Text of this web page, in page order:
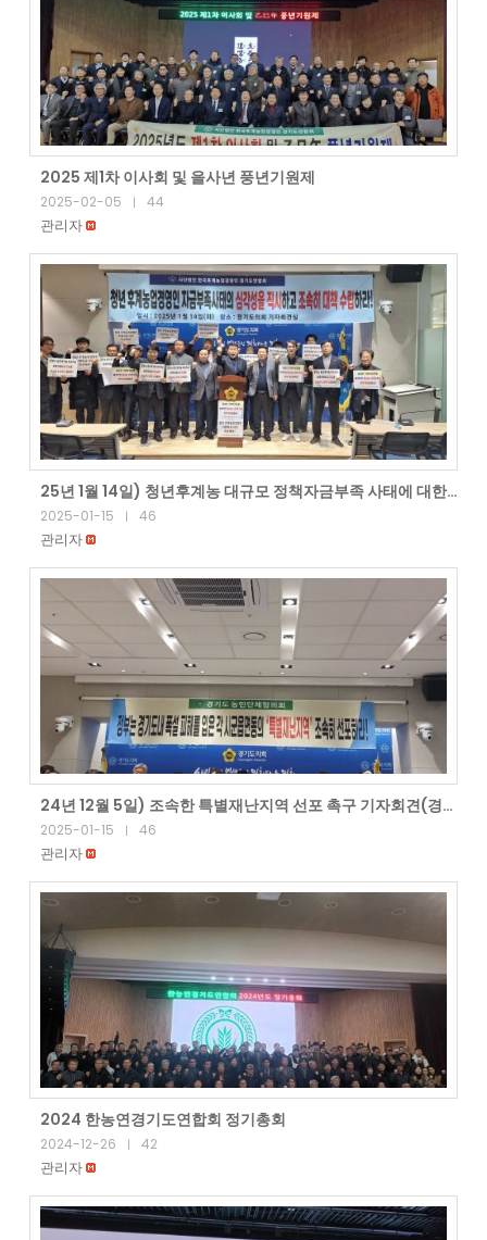
2025 제1차 이사회 및 을사년 풍년기원제
2025-02-05 | 44
관리자
25년 1월 14일) 청년후계농 대규모 정책자금부족 사태에 대한 정부의 대안마련 촉구 기자회견(본 회)
2025-01-15 | 46
관리자
24년 12월 5일) 조속한 특별재난지역 선포 촉구 기자회견(경기도 농민단체협의회)
2025-01-15 | 46
관리자
2024 한농연경기도연합회 정기총회
2024-12-26 | 42
관리자